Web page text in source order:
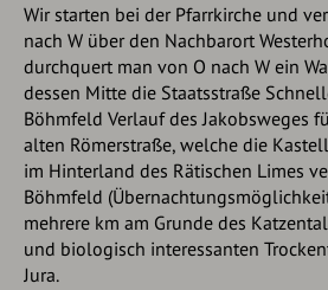
Wir starten bei der Pfarrkirche und
nach W über den Nachbarort
durchquert man von O nach W ein
dessen Mitte die Staatsstraße
Böhmfeld Verlauf des Jakobsweges
alten Römerstraße, welche die
im Hinterland des Rätischen Limes
Böhmfeld
mehrere km am Grunde des
und biologisch interessanten
Jura.